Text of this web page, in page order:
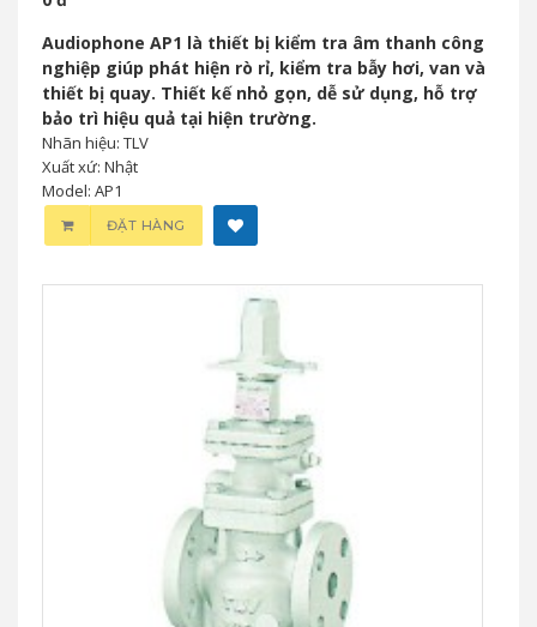
Audiophone AP1 là thiết bị kiểm tra âm thanh công
nghiệp giúp phát hiện rò rỉ, kiểm tra bẫy hơi, van và
thiết bị quay. Thiết kế nhỏ gọn, dễ sử dụng, hỗ trợ
bảo trì hiệu quả tại hiện trường.
Nhãn hiệu: TLV
Xuất xứ: Nhật
Model: AP1
ĐẶT HÀNG